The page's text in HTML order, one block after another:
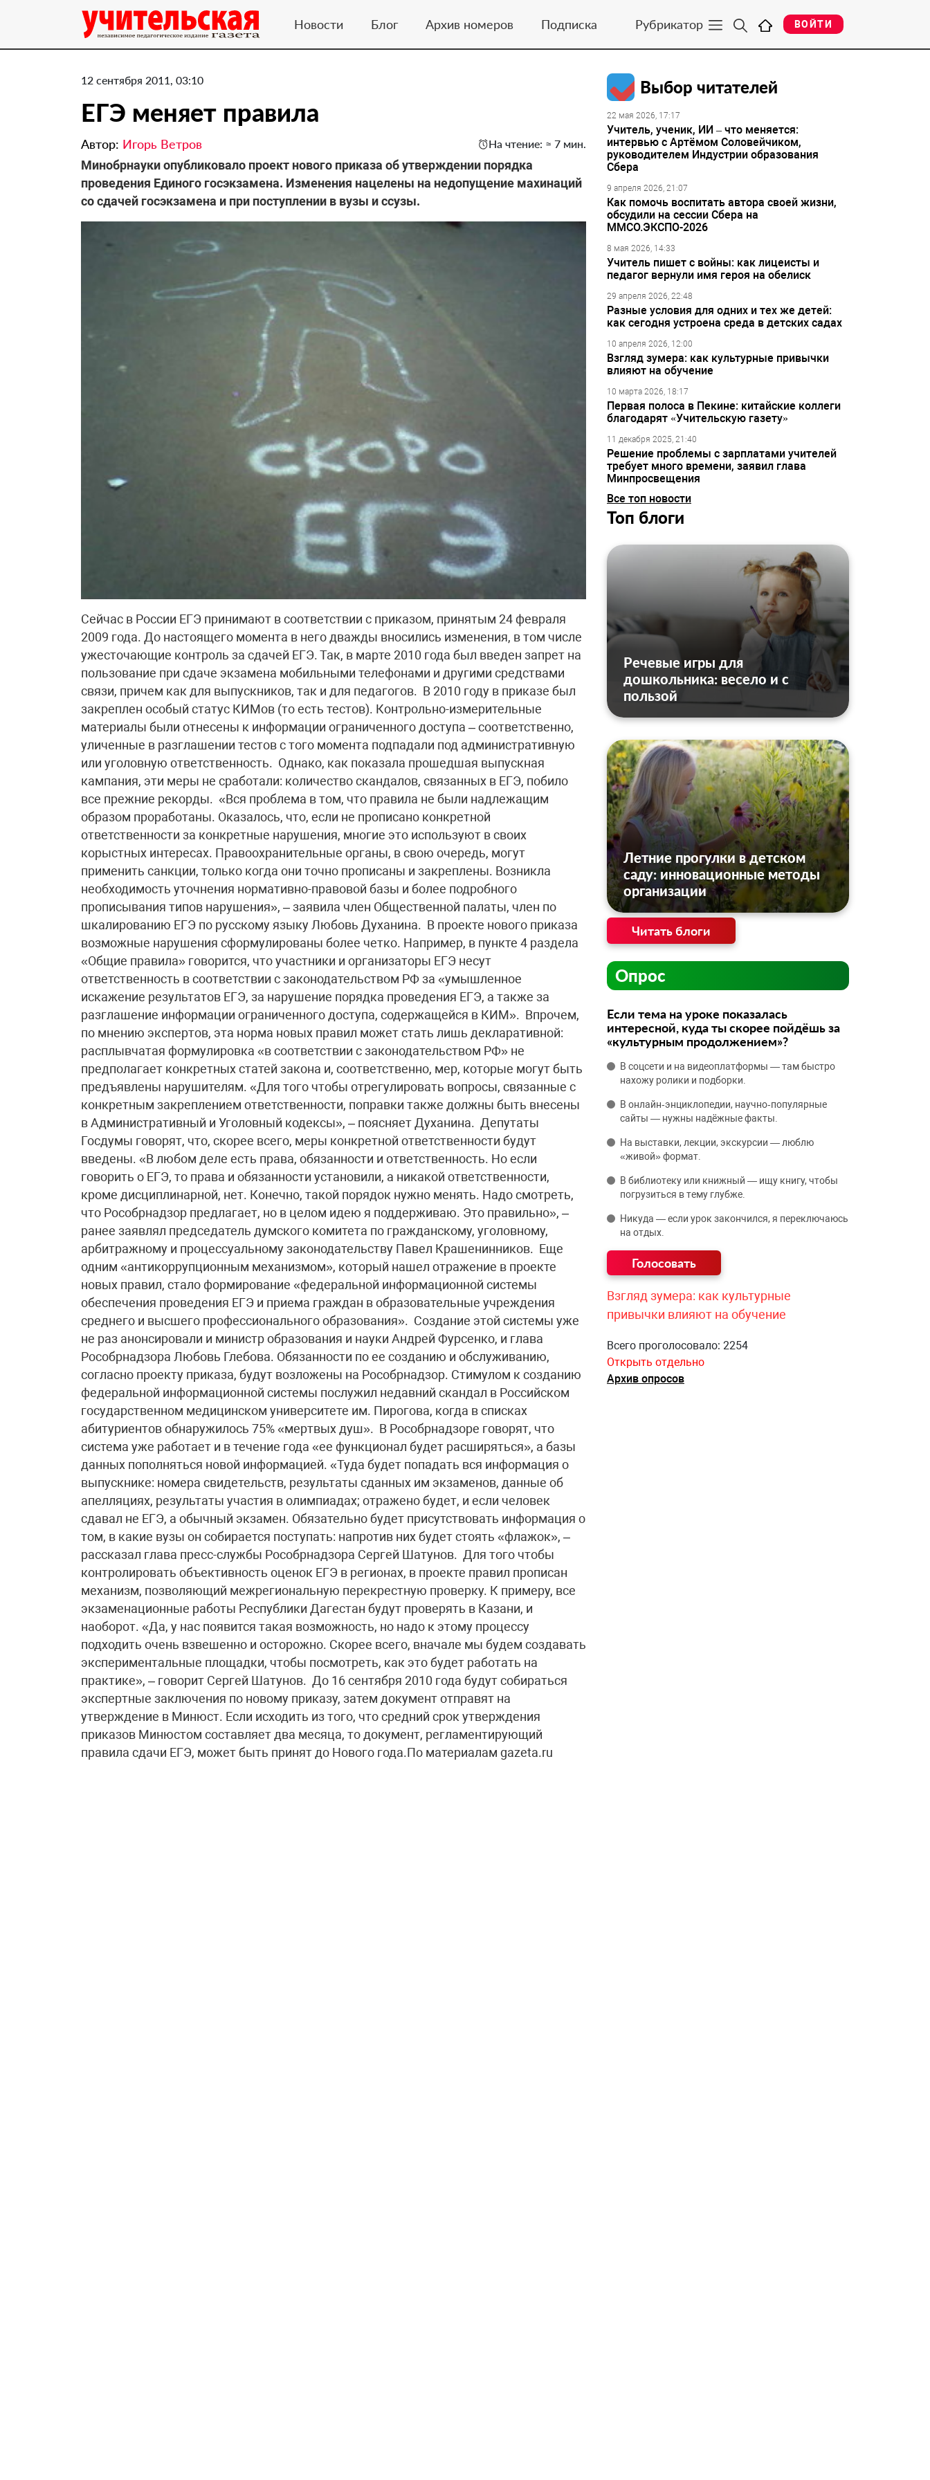
Новости Блог Архив номеров Подписка Рубрикатор ВОЙТИ
12 сентября 2011, 03:10
ЕГЭ меняет правила
Автор: Игорь Ветров На чтение: ≈ 7 мин.
Минобрнауки опубликовало проект нового приказа об утверждении порядка
проведения Единого госэкзамена. Изменения нацелены на недопущение махинаций
со сдачей госэкзамена и при поступлении в вузы и ссузы.
Сейчас в России ЕГЭ принимают в соответствии с приказом, принятым 24 февраля
2009 года. До настоящего момента в него дважды вносились изменения, в том числе
ужесточающие контроль за сдачей ЕГЭ. Так, в марте 2010 года был введен запрет на
пользование при сдаче экзамена мобильными телефонами и другими средствами
связи, причем как для выпускников, так и для педагогов. В 2010 году в приказе был
закреплен особый статус КИМов (то есть тестов). Контрольно-измерительные
материалы были отнесены к информации ограниченного доступа – соответственно,
уличенные в разглашении тестов с того момента подпадали под административную
или уголовную ответственность. Однако, как показала прошедшая выпускная
кампания, эти меры не сработали: количество скандалов, связанных в ЕГЭ, побило
все прежние рекорды. «Вся проблема в том, что правила не были надлежащим
образом проработаны. Оказалось, что, если не прописано конкретной
ответственности за конкретные нарушения, многие это используют в своих
корыстных интересах. Правоохранительные органы, в свою очередь, могут
применить санкции, только когда они точно прописаны и закреплены. Возникла
необходимость уточнения нормативно-правовой базы и более подробного
прописывания типов нарушения», – заявила член Общественной палаты, член по
шкалированию ЕГЭ по русскому языку Любовь Духанина. В проекте нового приказа
возможные нарушения сформулированы более четко. Например, в пункте 4 раздела
«Общие правила» говорится, что участники и организаторы ЕГЭ несут
ответственность в соответствии с законодательством РФ за «умышленное
искажение результатов ЕГЭ, за нарушение порядка проведения ЕГЭ, а также за
разглашение информации ограниченного доступа, содержащейся в КИМ». Впрочем,
по мнению экспертов, эта норма новых правил может стать лишь декларативной:
расплывчатая формулировка «в соответствии с законодательством РФ» не
предполагает конкретных статей закона и, соответственно, мер, которые могут быть
предъявлены нарушителям. «Для того чтобы отрегулировать вопросы, связанные с
конкретным закреплением ответственности, поправки также должны быть внесены
в Административный и Уголовный кодексы», – поясняет Духанина. Депутаты
Госдумы говорят, что, скорее всего, меры конкретной ответственности будут
введены. «В любом деле есть права, обязанности и ответственность. Но если
говорить о ЕГЭ, то права и обязанности установили, а никакой ответственности,
кроме дисциплинарной, нет. Конечно, такой порядок нужно менять. Надо смотреть,
что Рособрнадзор предлагает, но в целом идею я поддерживаю. Это правильно», –
ранее заявлял председатель думского комитета по гражданскому, уголовному,
арбитражному и процессуальному законодательству Павел Крашенинников. Еще
одним «антикоррупционным механизмом», который нашел отражение в проекте
новых правил, стало формирование «федеральной информационной системы
обеспечения проведения ЕГЭ и приема граждан в образовательные учреждения
среднего и высшего профессионального образования». Создание этой системы уже
не раз анонсировали и министр образования и науки Андрей Фурсенко, и глава
Рособрнадзора Любовь Глебова. Обязанности по ее созданию и обслуживанию,
согласно проекту приказа, будут возложены на Рособрнадзор. Стимулом к созданию
федеральной информационной системы послужил недавний скандал в Российском
государственном медицинском университете им. Пирогова, когда в списках
абитуриентов обнаружилось 75% «мертвых душ». В Рособрнадзоре говорят, что
система уже работает и в течение года «ее функционал будет расширяться», а базы
данных пополняться новой информацией. «Туда будет попадать вся информация о
выпускнике: номера свидетельств, результаты сданных им экзаменов, данные об
апелляциях, результаты участия в олимпиадах; отражено будет, и если человек
сдавал не ЕГЭ, а обычный экзамен. Обязательно будет присутствовать информация о
том, в какие вузы он собирается поступать: напротив них будет стоять «флажок», –
рассказал глава пресс-службы Рособрнадзора Сергей Шатунов. Для того чтобы
контролировать объективность оценок ЕГЭ в регионах, в проекте правил прописан
механизм, позволяющий межрегиональную перекрестную проверку. К примеру, все
экзаменационные работы Республики Дагестан будут проверять в Казани, и
наоборот. «Да, у нас появится такая возможность, но надо к этому процессу
подходить очень взвешенно и осторожно. Скорее всего, вначале мы будем создавать
экспериментальные площадки, чтобы посмотреть, как это будет работать на
практике», – говорит Сергей Шатунов. До 16 сентября 2010 года будут собираться
экспертные заключения по новому приказу, затем документ отправят на
утверждение в Минюст. Если исходить из того, что средний срок утверждения
приказов Минюстом составляет два месяца, то документ, регламентирующий
правила сдачи ЕГЭ, может быть принят до Нового года.По материалам gazeta.ru​
Выбор читателей
22 мая 2026, 17:17
Учитель, ученик, ИИ – что меняется:
интервью с Артёмом Соловейчиком,
руководителем Индустрии образования
Сбера
9 апреля 2026, 21:07
Как помочь воспитать автора своей жизни,
обсудили на сессии Сбера на
ММСО.ЭКСПО-2026
8 мая 2026, 14:33
Учитель пишет с войны: как лицеисты и
педагог вернули имя героя на обелиск
29 апреля 2026, 22:48
Разные условия для одних и тех же детей:
как сегодня устроена среда в детских садах
10 апреля 2026, 12:00
Взгляд зумера: как культурные привычки
влияют на обучение
10 марта 2026, 18:17
Первая полоса в Пекине: китайские коллеги
благодарят «Учительскую газету»
11 декабря 2025, 21:40
Решение проблемы с зарплатами учителей
требует много времени, заявил глава
Минпросвещения
Все топ новости
Топ блоги
Речевые игры для
дошкольника: весело и с
пользой
Летние прогулки в детском
саду: инновационные методы
организации
Читать блоги
Опрос
Если тема на уроке показалась
интересной, куда ты скорее пойдёшь за
«культурным продолжением»?
В соцсети и на видеоплатформы — там быстро
нахожу ролики и подборки.
В онлайн‑энциклопедии, научно‑популярные
сайты — нужны надёжные факты.
На выставки, лекции, экскурсии — люблю
«живой» формат.
В библиотеку или книжный — ищу книгу, чтобы
погрузиться в тему глубже.
Никуда — если урок закончился, я переключаюсь
на отдых.
Взгляд зумера: как культурные
привычки влияют на обучение
Всего проголосовало: 2254
Открыть отдельно
Архив опросов